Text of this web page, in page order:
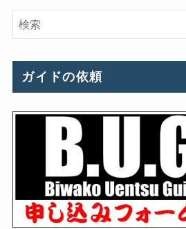
ガイドの依頼